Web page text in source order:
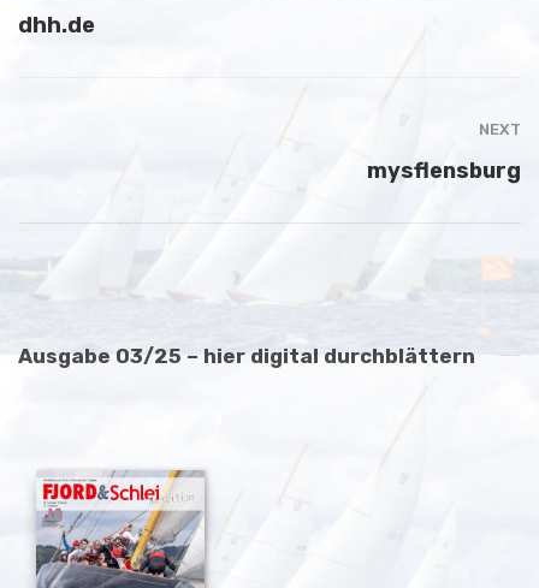
dhh.de
NEXT
mysflensburg
Ausgabe 03/25 – hier digital durchblättern